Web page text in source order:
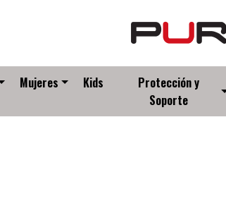
Mujeres Kids
Protección y
Soporte